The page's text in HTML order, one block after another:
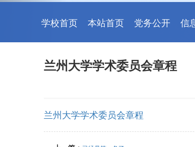
学校首页 本站首页 党务公开 信
兰州大学学术委员会章程
兰州大学学术委员会章程